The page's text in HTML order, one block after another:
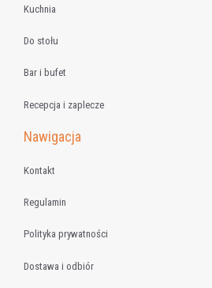
Kuchnia
Do stołu
Bar i bufet
Recepcja i zaplecze
Nawigacja
Kontakt
Regulamin
Polityka prywatności
Dostawa i odbiór